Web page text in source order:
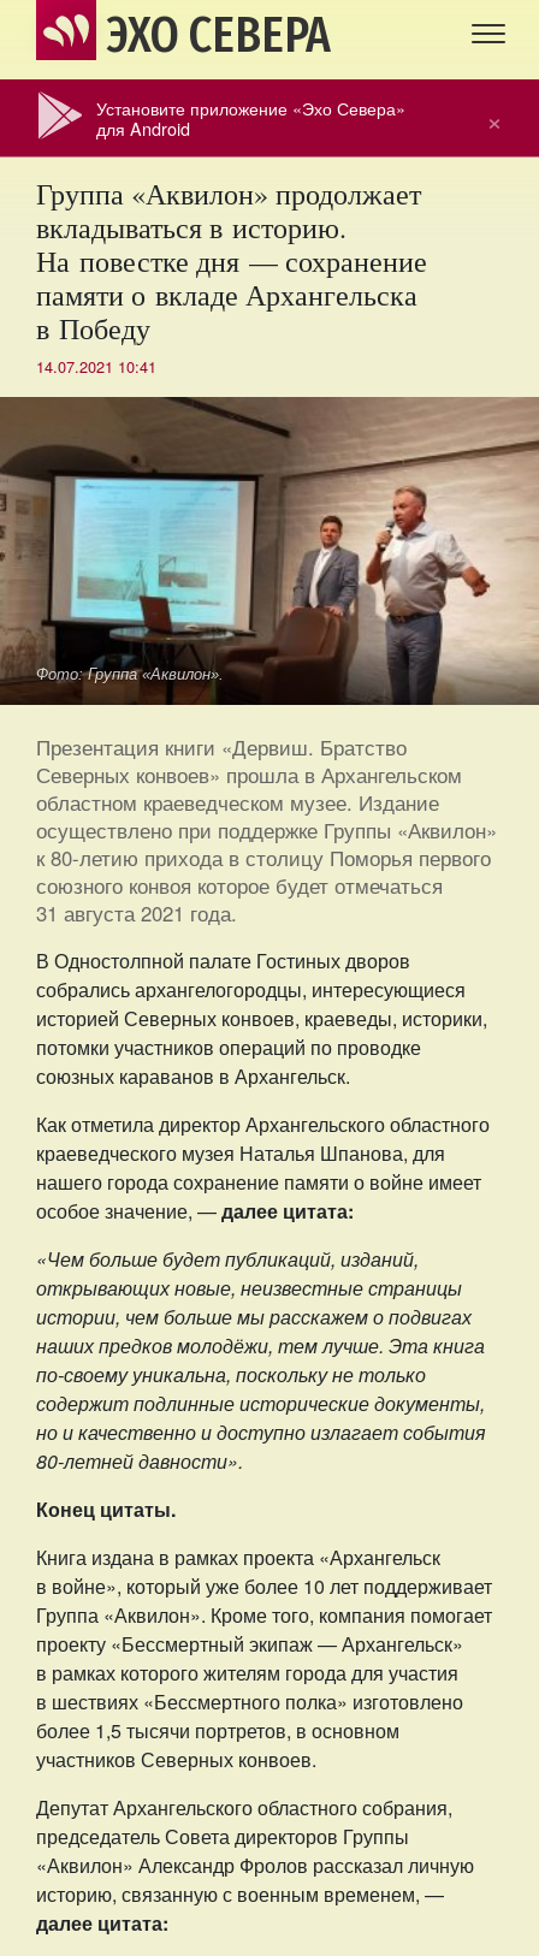
ЭХО СЕВЕРА
×
Установите приложение «Эхо Севера»
для Android
Группа «Аквилон» продолжает
вкладываться в историю.
На повестке дня — сохранение
памяти о вкладе Архангельска
в Победу
14.07.2021 10:41
Фото: Группа «Аквилон».
Презентация книги «Дервиш. Братство
Северных конвоев» прошла в Архангельском
областном краеведческом музее. Издание
осуществлено при поддержке Группы «Аквилон»
к 80-летию прихода в столицу Поморья первого
союзного конвоя которое будет отмечаться
31 августа 2021 года.
В Одностолпной палате Гостиных дворов
собрались архангелогородцы, интересующиеся
историей Северных конвоев, краеведы, историки,
потомки участников операций по проводке
союзных караванов в Архангельск.
Как отметила директор Архангельского областного
краеведческого музея Наталья Шпанова, для
нашего города сохранение памяти о войне имеет
особое значение, —далее цитата:
«Чем больше будет публикаций, изданий,
открывающих новые, неизвестные страницы
истории, чем больше мы расскажем о подвигах
наших предков молодёжи, тем лучше. Эта книга
по-своему уникальна, поскольку не только
содержит подлинные исторические документы,
но и качественно и доступно излагает события
80-летней давности».
Конец цитаты.
Книга издана в рамках проекта «Архангельск
в войне», который уже более 10 лет поддерживает
Группа «Аквилон». Кроме того, компания помогает
проекту «Бессмертный экипаж — Архангельск»
в рамках которого жителям города для участия
в шествиях «Бессмертного полка» изготовлено
более 1,5 тысячи портретов, в основном
участников Северных конвоев.
Депутат Архангельского областного собрания,
председатель Совета директоров Группы
«Аквилон» Александр Фролов рассказал личную
историю, связанную с военным временем, —
далее цитата: